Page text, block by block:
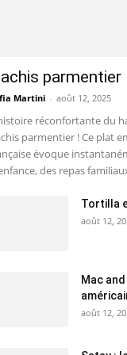
parmentier
Martini - août 12, 2025
réconfortante du
parmentier ! Ce plat
évoque
des repas
Tortilla
août 12,
Mac
août 12,